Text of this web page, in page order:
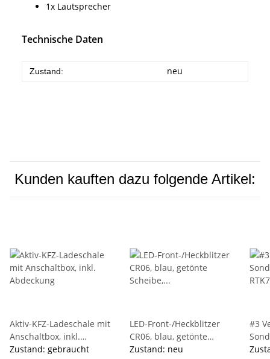
1x Lautsprecher
Technische Daten
Zustand: neu
Kunden kauften dazu folgende Artikel:
Aktiv-KFZ-Ladeschale mit
Anschaltbox, inkl.
Abdeckung
Zustand: gebraucht
LED-Front-/Heckblitzer
CR06, blau, getönte
Scheibe, Einbaumontage
Zustand: neu
#3